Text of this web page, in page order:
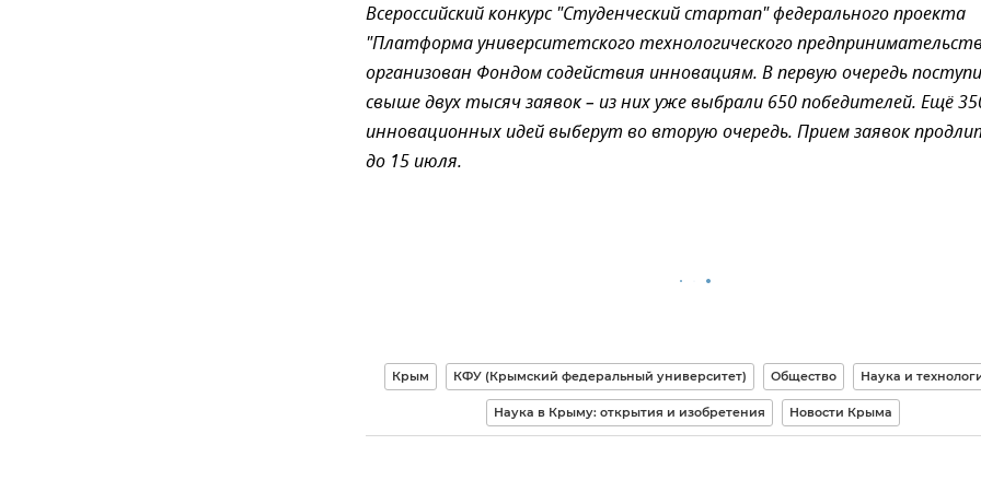
Всероссийский конкурс "Студенческий стартап" федерального проекта
"Платформа университетского технологического
организован Фондом содействия инновациям. В первую очередь
свыше двух тысяч заявок – из них уже выбрали 650 победителей. Ещё
инновационных идей выберут во вторую очередь. Прием заявок
до 15 июля.
Крым КФУ (Крымский федеральный университет) Общество Наука и
Наука в Крыму: открытия и изобретения Новости Крыма